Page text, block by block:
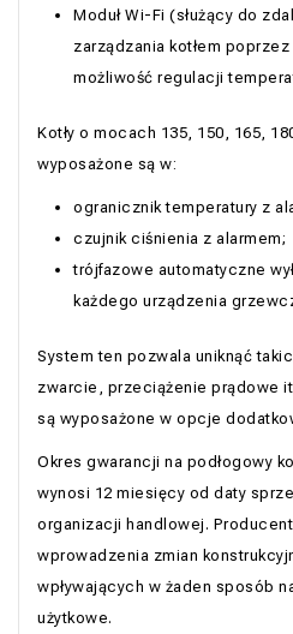
Moduł Wi-Fi (służący do
zarządzania kotłem
możliwość regulacji
Kotły o mocach 135, 150, 165,
wyposażone są w:
ogranicznik temperatury z
czujnik ciśnienia z alarmem;
trójfazowe automatyczne
każdego urządzenia
System ten pozwala uniknąć
zwarcie, przeciążenie prądowe
są wyposażone w opcje
Okres gwarancji na podłogowy
wynosi 12 miesięcy od daty
organizacji handlowej.
wprowadzenia zmian
wpływających w żaden sposób
użytkowe.